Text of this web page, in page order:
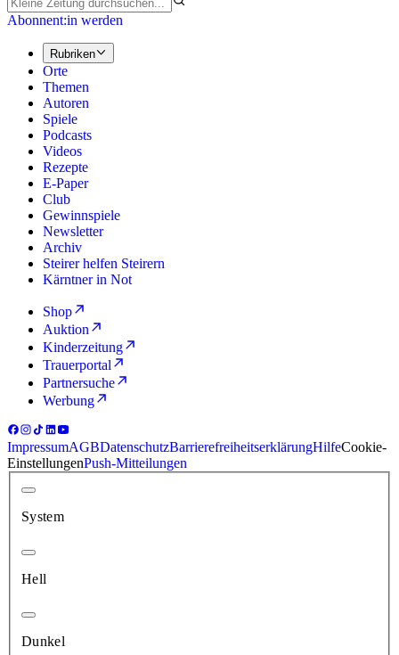
Abonnent:in werden
Rubriken
Orte
Themen
Autoren
Spiele
Podcasts
Videos
Rezepte
E-Paper
Club
Gewinnspiele
Newsletter
Archiv
Steirer helfen Steirern
Kärntner in Not
Shop
Auktion
Kinderzeitung
Trauerportal
Partnersuche
Werbung
ImpressumAGBDatenschutzBarrierefreiheitserklärungHilfeCookie-
EinstellungenPush-Mitteilungen
System
Hell
Dunkel